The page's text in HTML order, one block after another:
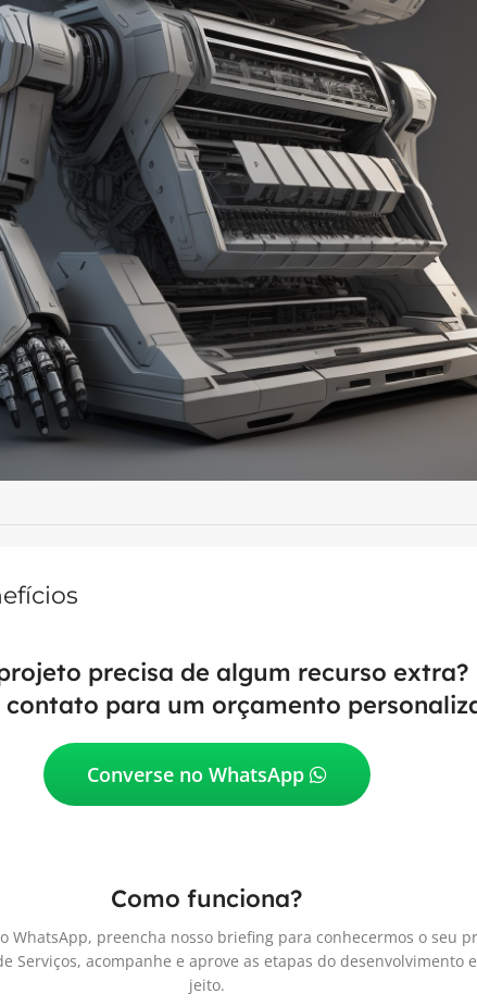
precisa de algum recurso extra?
contato para um orçamento
Converse no WhatsApp
Como funciona?
WhatsApp, preencha nosso briefing para conhecermos o seu
Serviços, acompanhe e aprove as etapas do desenvolvimento
jeito.